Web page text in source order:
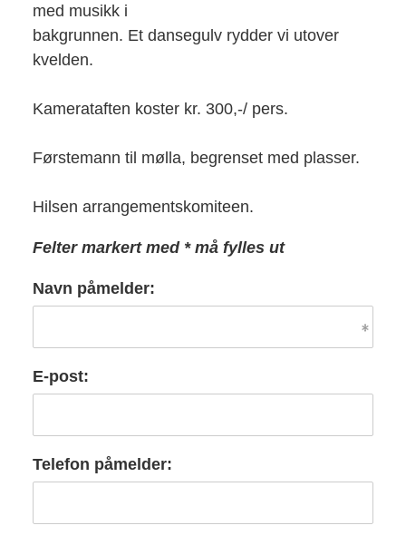
med musikk i
bakgrunnen. Et dansegulv rydder vi utover
kvelden.
Kamerataften koster kr. 300,-/ pers.
Førstemann til mølla, begrenset med plasser.
Hilsen arrangementskomiteen.
Felter markert med * må fylles ut
Navn påmelder:
E-post:
Telefon påmelder: